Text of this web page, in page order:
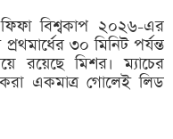
বিশ্বকাপ ২০২৬-এর
৩০ মিনিট পর্যন্ত
রয়েছে মিশর। ম্যাচের
করা একমাত্র গোলেই লিড